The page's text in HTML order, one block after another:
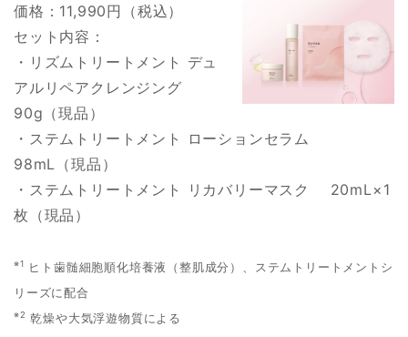
価格：11,990円（税込）
セット内容：
・リズムトリートメント デュ
アルリペアクレンジング
90g（現品）
・ステムトリートメント ローションセラム
98mL（現品）
・ステムトリートメント リカバリーマスク 20mL×1
枚（現品）
※1
ヒト歯髄細胞順化培養液（整肌成分）、ステムトリートメントシ
リーズに配合
※2 乾燥や大気浮遊物質による